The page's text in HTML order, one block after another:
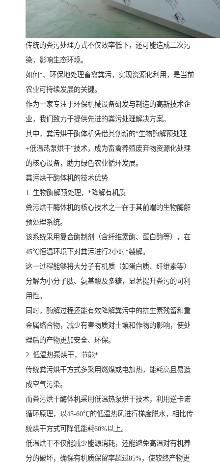
传统的粪污处理方式不仅效率低下，还可能造成二次污
染，影响生态环境。
如何*、环保地处理畜禽粪污，实现资源化利用，是当前
农业可持续发展的关键。
作为一家专注于环保机械设备研发与制造的高新技术企
业，我们致力于提供先进的粪污处理解决方案。
其中，粪污烘干酶体机凭借其创新的“生物酶解预处理
+低温热泵烘干”技术，成为畜禽养殖废弃物资源化处理
的核心设备，助力绿色农业循环发展。
粪污烘干酶体机的技术优势
1. 生物酶解预处理，*降解有机质
粪污烘干酶体机的核心技术之一在于其前端的生物酶解
预处理系统。
该系统采用复合酶制剂（含纤维素酶、蛋白酶等），在
45℃恒温环境下对粪污进行2小时*裂解。
这一过程能够将大分子有机质（如蛋白质、纤维素等）
分解为小分子肽、氨基酸及多糖，显著提升粪污的可利
用性。
同时，酶解过程还能有效降解粪污中的抗生素残留和重
金属络合物，减少有害物质对土壤和作物的影响，使处
理后的产物更加安全、环保。
2. 低温热泵烘干，节能*
传统粪污烘干方式多采用燃煤或电加热，能耗高且易造
成空气污染。
而粪污烘干酶体机采用低温热泵烘干技术，利用逆卡诺
循环原理，以45-60℃的低温热风进行梯度脱水，相比传
统烘干方式可降低能耗60%以上。
低温烘干不仅能减少能源消耗，还能避免高温对有机养
分的破坏，确保有机质保留率超过85%，使较终产物更